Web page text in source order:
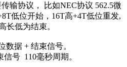
输协议， 比如NEC协议 562.5微
低位开始，16T高+4T低位重发,
长低为结束。
数据 + 结束信号。
号 110毫秒周期。